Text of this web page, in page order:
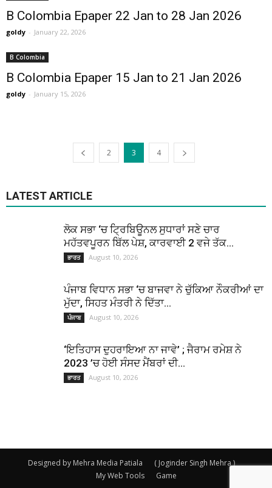
B Colombia Epaper 22 Jan to 28 Jan 2026
goldy - January 22, 2026
B Colombia
B Colombia Epaper 15 Jan to 21 Jan 2026
goldy - January 15, 2026
2 3 4
LATEST ARTICLE
ਲੋਕ ਸਭਾ ‘ਚ ਟ੍ਰਿਬਿਊਨਲ ਸੁਧਾਰਾਂ ਸਣੇ ਚਾਰ
ਮਹੱਤਵਪੂਰਨ ਬਿੱਲ ਪੇਸ਼, ਕਾਰਵਾਈ 2 ਵਜੇ ਤੱਕ...
ਭਾਰਤ August 10, 2026
ਪੰਜਾਬ ਵਿਧਾਨ ਸਭਾ ‘ਚ ਬਾਜਵਾ ਨੇ ਚੁੱਕਿਆ ਨੌਕਰੀਆਂ ਦਾ
ਮੁੱਦਾ, ਸਿਹਤ ਮੰਤਰੀ ਨੇ ਦਿੱਤਾ...
ਪੰਜਾਬ August 10, 2026
‘ਇਤਿਹਾਸ ਦੁਹਰਾਇਆ ਨਾ ਜਾਵੇ’ ; ਜੈਰਾਮ ਰਮੇਸ਼ ਨੇ
2023 ’ਚ ਹੋਈ ਸੰਸਦ ਮੈਂਬਰਾਂ ਦੀ...
ਭਾਰਤ August 10, 2026
Designed by Mehra Media Patiala
( Joginder Singh Mehra )
My Web Tools
Game